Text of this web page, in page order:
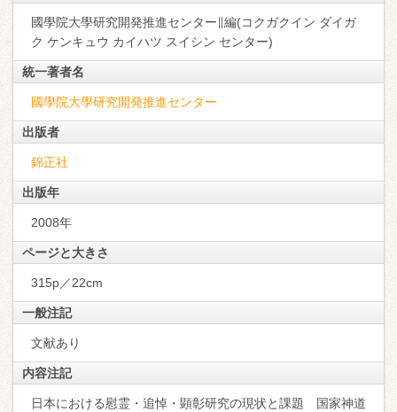
國學院大學研究開発推進センター∥編(コクガクイン ダイガ
ク ケンキュウ カイハツ スイシン センター)
統一著者名
國學院大學研究開発推進センター
出版者
錦正社
出版年
2008年
ページと大きさ
315p／22cm
一般注記
文献あり
内容注記
日本における慰霊・追悼・顕彰研究の現状と課題 国家神道